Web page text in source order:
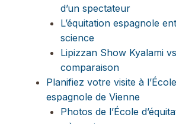
d’un spectateur
L’équitation espagnole
science
Lipizzan Show Kyalami
comparaison
Planifiez votre visite à
espagnole de Vienne
Photos de l’École